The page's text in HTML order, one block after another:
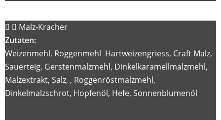
Malz-Kracher
Zutaten:
Weizenmehl, Roggenmehl Hartweizengriess, Craft Malz,
Sauerteig, Gerstenmalzmehl, Dinkelkaramellmalzmehl,
Malzextrakt, Salz, , Roggenröstmalzmehl,
Dinkelmalzschrot, Hopfenöl, Hefe, Sonnenblumenöl